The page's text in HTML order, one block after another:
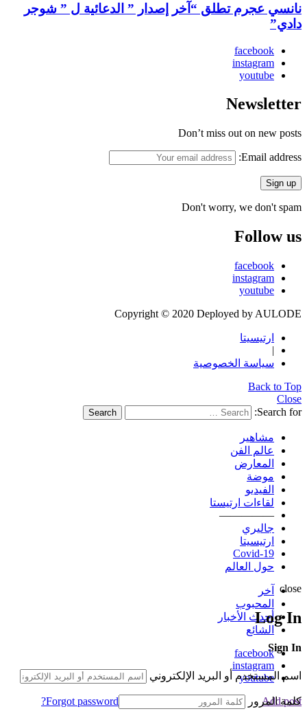
نانسي عجرم تطلق “آخر إصدار ” الدعائية ل ” شوجر
دادي”
facebook
instagram
youtube
Newsletter
Don’t miss out on new posts
Email address:
Don't worry, we don't spam
Follow us
facebook
instagram
youtube
Copyright © 2020 Deployed by AULODE
ارتيسيتا
|
سياسة الخصوصية
Back to Top
Close
Search for:
Search
مشاهير
عالم الفن
المعارض
موضة
الفيديو
لقاءات ارتيستا
—————
جاليري
ارتيسيتا
Covid-19
حول العالم
آخر
المحبوب
أحدث الأخبار
الشائع
facebook
instagram
youtube
Add post
close
Log In
Sign In
اسم المستخدم أو البريد الإلكتروني
كلمة المرور Forgot password?